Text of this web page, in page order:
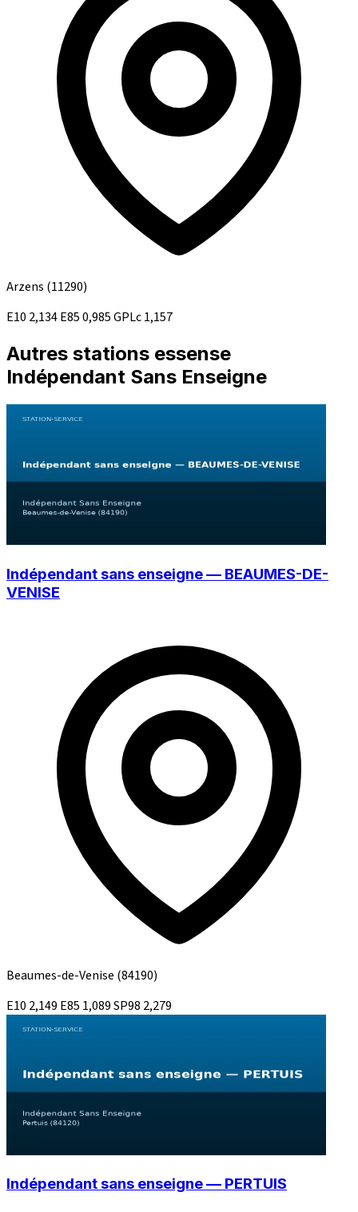
Arzens (11290)
E10 2,134E850,985GPLc1,157
Autres stations essense
Indépendant Sans Enseigne
Indépendant sans enseigne — BEAUMES-DE-
VENISE
Beaumes-de-Venise (84190)
E10 2,149 E85 1,089SP98 2,279
Indépendant sans enseigne — PERTUIS